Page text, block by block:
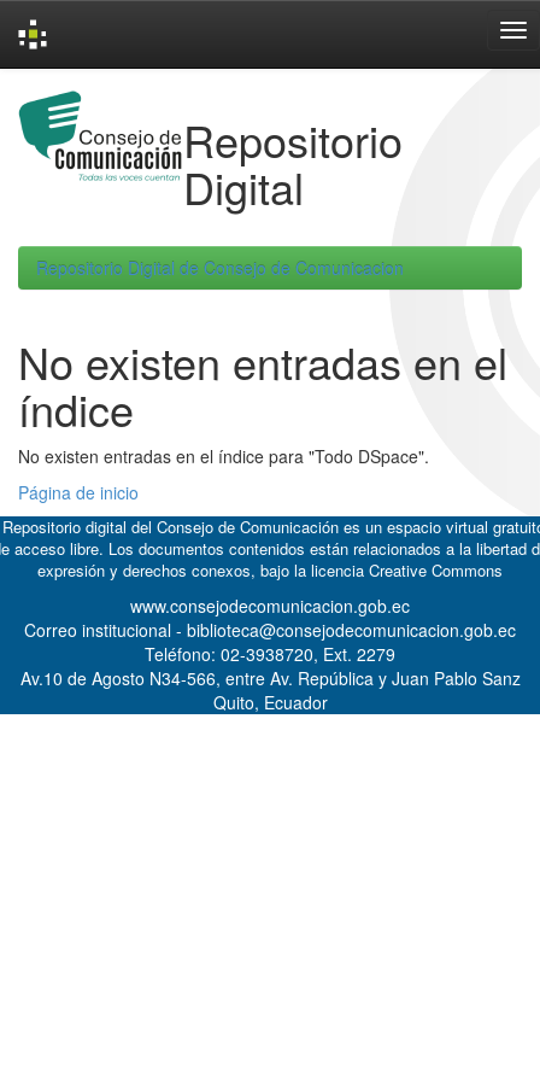
navigation
Repositorio
Digital
Repositorio Digital de Consejo de Comunicacion
No existen entradas en el
índice
No existen entradas en el índice para "Todo DSpace".
Página de inicio
digital del Consejo de Comunicación es un espacio virtual
acceso libre. Los documentos contenidos están relacionados a la libertad
expresión y derechos conexos, bajo la licencia Creative Commons
www.consejodecomunicacion.gob.ec
Correo institucional - biblioteca@consejodecomunicacion.gob.ec
Teléfono: 02-3938720, Ext. 2279
Av.10 de Agosto N34-566, entre Av. República y Juan Pablo Sanz
Quito, Ecuador